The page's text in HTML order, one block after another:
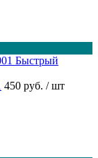
Быстрый
450 руб. / шт